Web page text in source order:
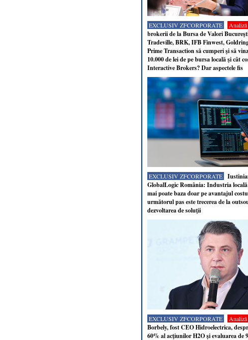
EXCLUSIV ZFCORPORATE Analiză
brokerii de la Bursa de Valori
Tradeville, BRK, IFB Finwest,
Prime Transaction să cumperi şi să
10.000 de lei de pe bursa locală şi cât
Interactive Brokers? Dar aspectele fis
EXCLUSIV ZFCORPORATE
GlobalLogic România: Industria
mai poate baza doar pe avantajul
următorul pas este trecerea de la
dezvoltarea de soluţii
EXCLUSIV ZFCORPORATE Analiză
Borbely, fost CEO Hidroelectrica,
60% al acţiunilor H2O şi evaluarea de